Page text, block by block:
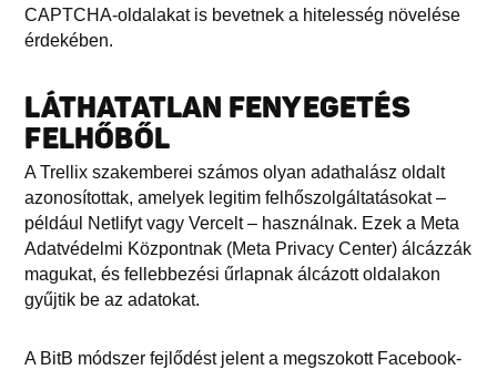
CAPTCHA-oldalakat is bevetnek a hitelesség növelése
érdekében.
LÁTHATATLAN FENYEGETÉS
FELHŐBŐL
A Trellix szakemberei számos olyan adathalász oldalt
azonosítottak, amelyek legitim felhőszolgáltatásokat –
például Netlifyt vagy Vercelt – használnak. Ezek a Meta
Adatvédelmi Központnak (Meta Privacy Center) álcázzák
magukat, és fellebbezési űrlapnak álcázott oldalakon
gyűjtik be az adatokat.
A BitB módszer fejlődést jelent a megszokott Facebook-